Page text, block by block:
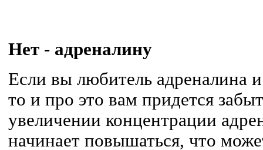
Нет - адреналину
Если вы любитель адреналина
то и про это вам придется
увеличении концентрации
начинает повышаться, что